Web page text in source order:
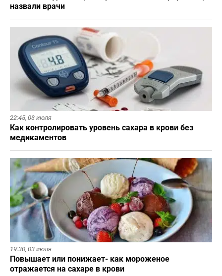
назвали врачи
22:45, 03 июля
Как контролировать уровень сахара в крови без
медикаментов
19:30, 03 июля
Повышает или понижает- как мороженое
отражается на сахаре в крови